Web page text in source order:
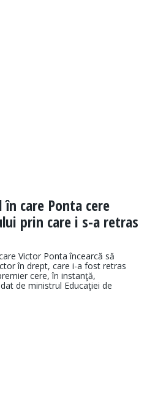
care Ponta cere
prin care i s-a retras
Victor Ponta încearcă să
în drept, care i-a fost retras
cere, în instanţă,
de ministrul Educaţiei de